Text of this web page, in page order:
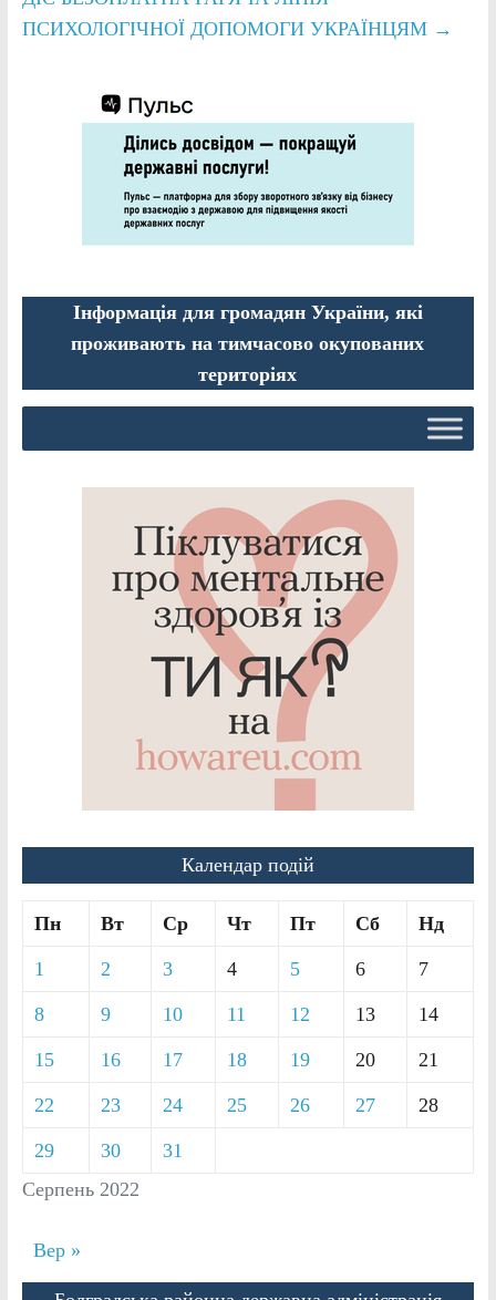
ПСИХОЛОГІЧНОЇ ДОПОМОГИ УКРАЇНЦЯМ →
Інформація для громадян України, які
проживають на тимчасово окупованих
територіях
Календар подій
Серпень 2022
Пн Вт Ср Чт Пт Сб Нд
1 2 3 4 5 6 7
8 9 10 11 12 13 14
15 16 17 18 19 20 21
22 23 24 25 26 27 28
29 30 31
Вер »